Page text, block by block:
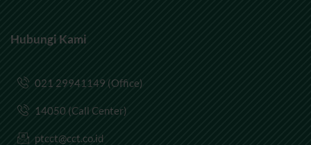
Hubungi Kami
021 29941149 (Office)
14050 (Call Center)
ptcct@cct.co.id